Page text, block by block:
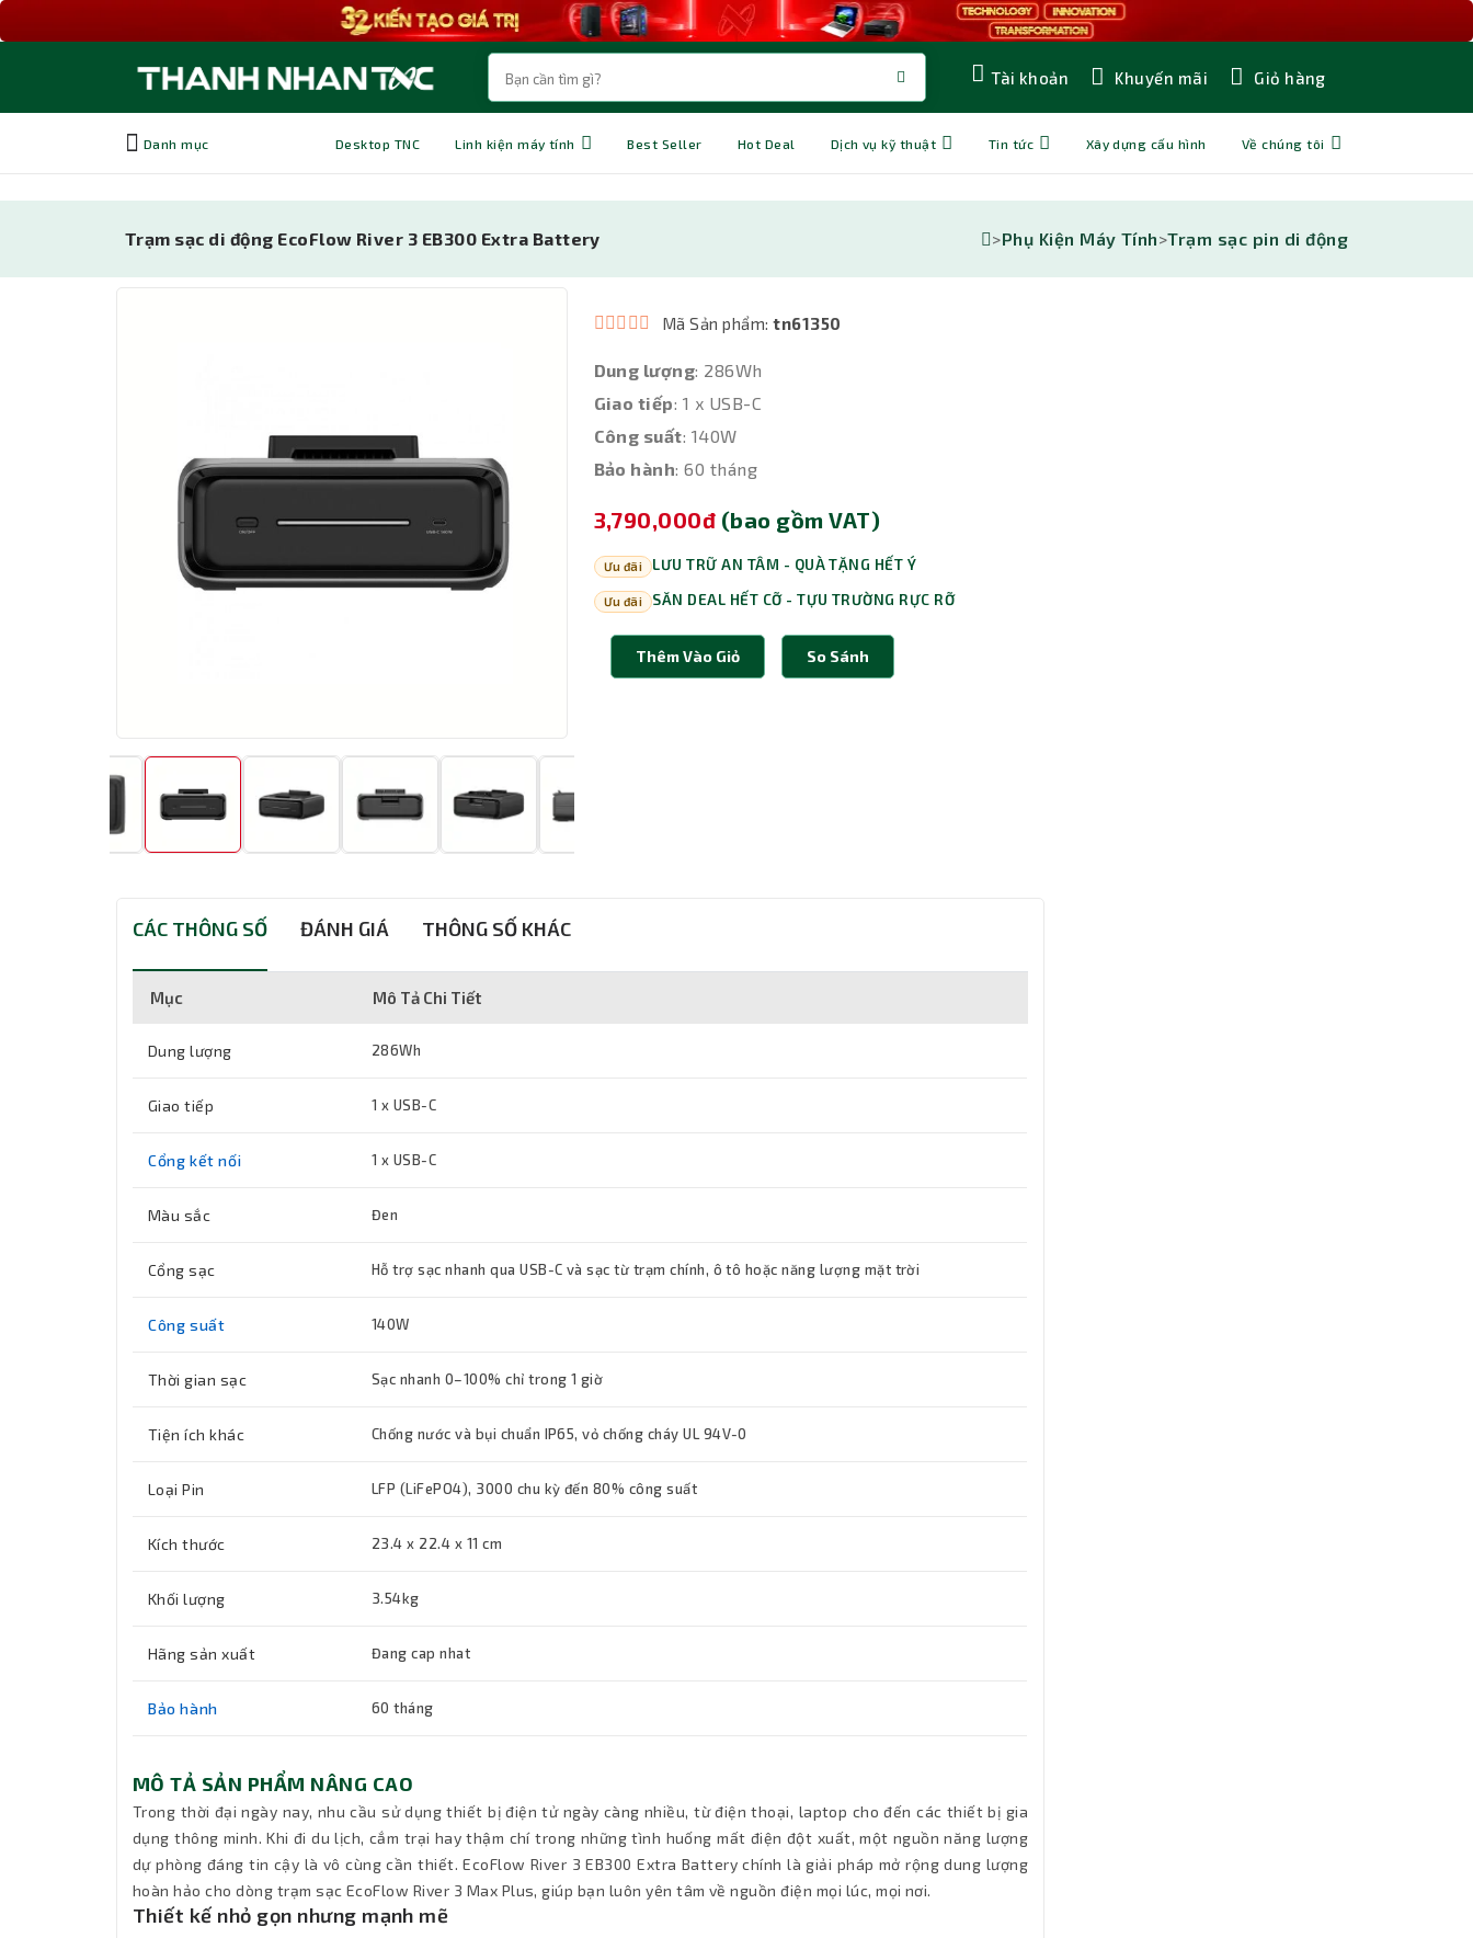
Tài khoản Khuyến mãi Giỏ hàng
Danh mục Desktop TNC Linh kiện máy tính Best Seller Hot Deal Dịch vụ kỹ thuật Tin tức Xây dựng cấu hình Về chúng tôi
Trạm sạc di động EcoFlow River 3 EB300 Extra Battery >Phụ Kiện Máy Tính>Trạm sạc pin di động
Mã Sản phẩm:tn61350
Dung lượng: 286Wh
Giao tiếp: 1 x USB-C
Công suất: 140W
Bảo hành: 60 tháng
3,790,000đ (bao gồm VAT)
Ưu đãi LƯU TRỮ AN TÂM - QUÀ TẶNG HẾT Ý
Ưu đãi SĂN DEAL HẾT CỠ - TỰU TRƯỜNG RỰC RỠ
Thêm Vào Giỏ So Sánh
CÁC THÔNG SỐ ĐÁNH GIÁ THÔNG SỐ KHÁC
Mục Mô Tả Chi Tiết
Dung lượng 286Wh
Giao tiếp 1 x USB-C
Cổng kết nối 1 x USB-C
Màu sắc Đen
Cổng sạc Hỗ trợ sạc nhanh qua USB-C và sạc từ trạm chính, ô tô hoặc năng lượng mặt trời
Công suất 140W
Thời gian sạc Sạc nhanh 0–100% chỉ trong 1 giờ
Tiện ích khác Chống nước và bụi chuẩn IP65, vỏ chống cháy UL 94V-0
Loại Pin LFP (LiFePO4), 3000 chu kỳ đến 80% công suất
Kích thước 23.4 x 22.4 x 11 cm
Khối lượng 3.54kg
Hãng sản xuất Đang cap nhat
Bảo hành 60 tháng
MÔ TẢ SẢN PHẨM NÂNG CAO
Trong thời đại ngày nay, nhu cầu sử dụng thiết bị điện tử ngày càng nhiều, từ điện thoại, laptop cho đến các thiết bị gia
dụng thông minh. Khi đi du lịch, cắm trại hay thậm chí trong những tình huống mất điện đột xuất, một nguồn năng lượng
dự phòng đáng tin cậy là vô cùng cần thiết. EcoFlow River 3 EB300 Extra Battery chính là giải pháp mở rộng dung lượng
hoàn hảo cho dòng trạm sạc EcoFlow River 3 Max Plus, giúp bạn luôn yên tâm về nguồn điện mọi lúc, mọi nơi.
Thiết kế nhỏ gọn nhưng mạnh mẽ